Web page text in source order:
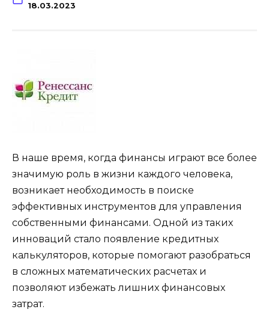
18.03.2023
В наше время, когда финансы играют все более
значимую роль в жизни каждого человека,
возникает необходимость в поиске
эффективных инструментов для управления
собственными финансами. Одной из таких
инноваций стало появление кредитных
калькуляторов, которые помогают разобраться
в сложных математических расчетах и
позволяют избежать лишних финансовых
затрат.